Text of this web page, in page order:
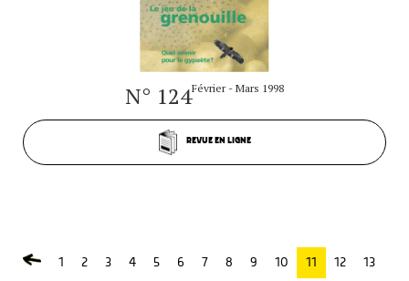
N° 124Février - Mars 1998
REVUE EN LIGNE
1 2 3 4 5 6 7 8 9 10 11 12 13